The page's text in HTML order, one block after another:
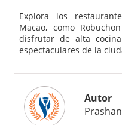
Explora los
Macao, como
disfrutar de alta
espectaculares de la
Autor